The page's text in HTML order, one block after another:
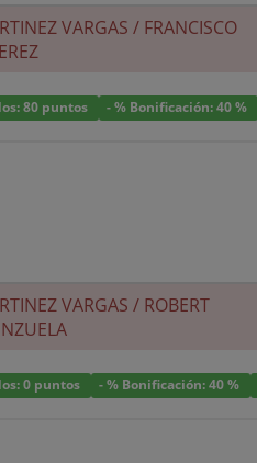
VARGAS / FRANCISCO
80 puntos - % Bonificación: 40 %
VARGAS / ROBERT
0 puntos - % Bonificación: 40 %